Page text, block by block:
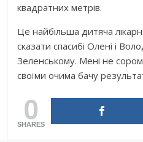
квадратних метрів.
Це найбільша дитяча
сказати спасибі Олені і
Зеленському. Мені не
своїми очима бачу
0
SHARES